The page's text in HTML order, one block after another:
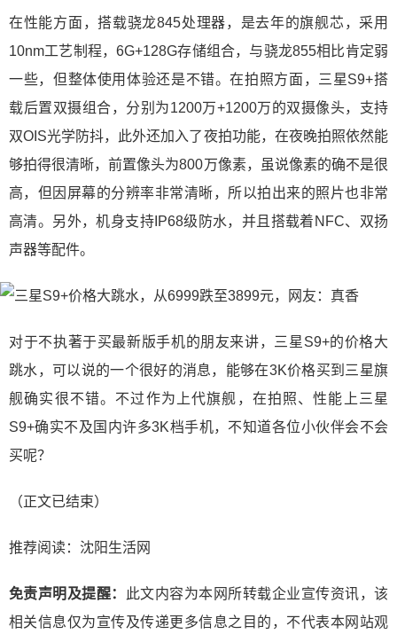
在性能方面，搭载骁龙845处理器，是去年的旗舰芯，采用
10nm工艺制程，6G+128G存储组合，与骁龙855相比肯定弱
一些，但整体使用体验还是不错。在拍照方面，三星S9+搭
载后置双摄组合，分别为1200万+1200万的双摄像头，支持
双OIS光学防抖，此外还加入了夜拍功能，在夜晚拍照依然能
够拍得很清晰，前置像头为800万像素，虽说像素的确不是很
高，但因屏幕的分辨率非常清晰，所以拍出来的照片也非常
高清。另外，机身支持IP68级防水，并且搭载着NFC、双扬
声器等配件。
对于不执著于买最新版手机的朋友来讲，三星S9+的价格大
跳水，可以说的一个很好的消息，能够在3K价格买到三星旗
舰确实很不错。不过作为上代旗舰，在拍照、性能上三星
S9+确实不及国内许多3K档手机，不知道各位小伙伴会不会
买呢？
（正文已结束）
推荐阅读： 沈阳生活网
免责声明及提醒：
此文内容为本网所转载企业宣传资讯，该
相关信息仅为宣传及传递更多信息之目的，不代表本网站观